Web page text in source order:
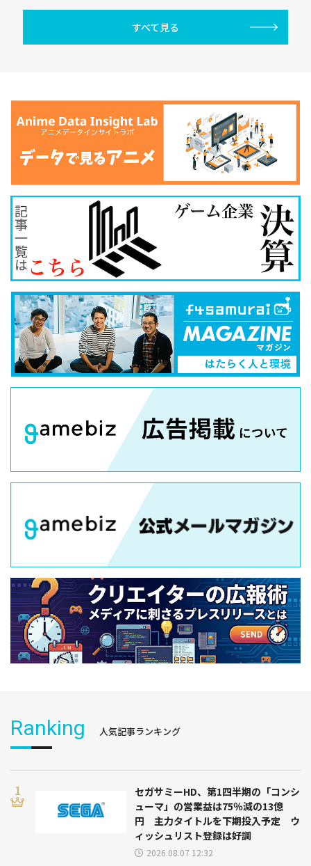
すべて見る
Ranking 人気記事ランキング
セガサミーHD、第1四半期の「コンシ
ューマ」の営業益は75％減の13億
円 主力タイトルを下期投入予定 ウ
ィッシュリスト登録は好調
2026.08.07 12:32